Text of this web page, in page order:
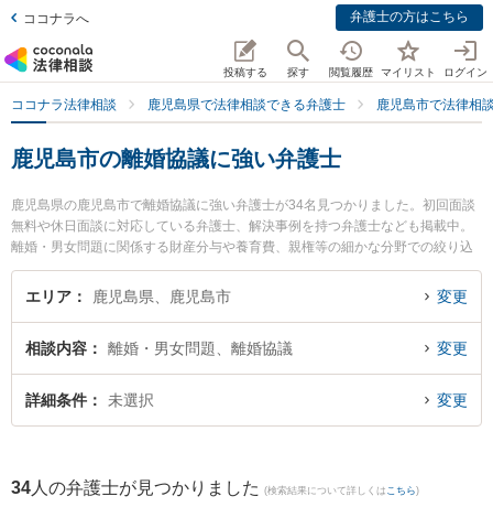
ココナラへ 弁護士の方はこちら
投稿する 探す 閲覧履歴 マイリスト ログイン
ココナラ法律相談 鹿児島県で法律相談できる弁護士 鹿児島市で法律相
鹿児島市の離婚協議に強い弁護士
鹿児島県の鹿児島市で離婚協議に強い弁護士が34名見つかりました。初回面談
無料や休日面談に対応している弁護士、解決事例を持つ弁護士なども掲載中。
離婚・男女問題に関係する財産分与や養育費、親権等の細かな分野での絞り込
み検索もでき便利です。特に樋口法律事務所の樋口 翔馬弁護士や法律事務所リ
ーガルスマート 鹿児島事務所の福永 臣吾弁護士、弁護士法人萩原 鹿児島シテ
すぐに弁護士に相談したい』『離婚協議のトラブル解決の実績豊富な近くの弁
護士を検索したい』『初回相談無料で離婚協議を法律相談できる鹿児島市内の
弁護士に相談予約したい』などでお困りの相談者さんにおすすめです。
エリア 鹿児島県、鹿児島市 変更
相談内容 離婚・男女問題、離婚協議 変更
詳細条件 未選択 変更
34 人の弁護士が見つかりました (検索結果について詳しくは こちら)